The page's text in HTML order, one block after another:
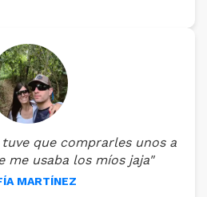
que comprarles unos a
me usaba los míos jaja"
MARTÍNEZ